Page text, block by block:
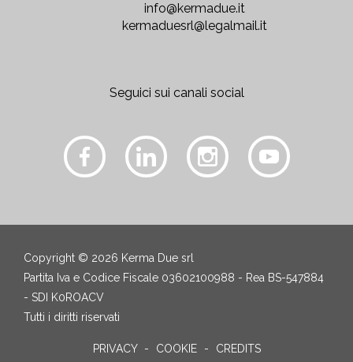
info@kermadue.it
kermaduesrl@legalmail.it
Seguici sui canali social
Copyright © 2026 Kerma Due srl
Partita Iva e Codice Fiscale 03602100988 - Rea BS-547884
- SDI K0ROACV
Tutti i diritti riservati
PRIVACY COOKIE CREDITS